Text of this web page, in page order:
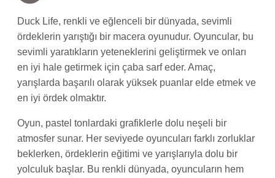
Duck Life, renkli ve eğlenceli bir dünyada, sevimli
ördeklerin yarıştığı bir macera oyunudur. Oyuncular, bu
sevimli yaratıkların yeteneklerini geliştirmek ve onları
en iyi hale getirmek için çaba sarf eder. Amaç,
yarışlarda başarılı olarak yüksek puanlar elde etmek ve
en iyi ördek olmaktır.
Oyun, pastel tonlardaki grafiklerle dolu neşeli bir
atmosfer sunar. Her seviyede oyuncuları farklı zorluklar
beklerken, ördeklerin eğitimi ve yarışlarıyla dolu bir
yolculuk başlar. Bu renkli dünyada, oyuncuların hem